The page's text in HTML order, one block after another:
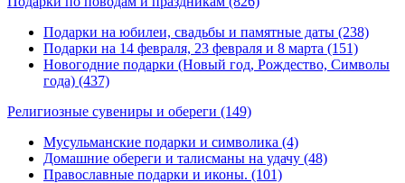
Подарки на юбилеи, свадьбы и памятные даты (238)
Подарки на 14 февраля, 23 февраля и 8 марта (151)
Новогодние подарки (Новый год, Рождество, Символы
года) (437)
Религиозные сувениры и обереги (149)
Мусульманские подарки и символика (4)
Домашние обереги и талисманы на удачу (48)
Православные подарки и иконы. (101)